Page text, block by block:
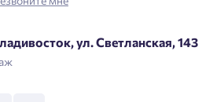
ул. Светланская, 143